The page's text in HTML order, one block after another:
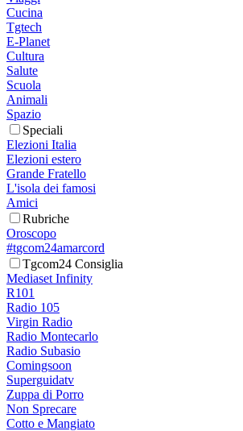
Cucina
Tgtech
E-Planet
Cultura
Salute
Scuola
Animali
Spazio
Speciali
Elezioni Italia
Elezioni estero
Grande Fratello
L'isola dei famosi
Amici
Rubriche
Oroscopo
#tgcom24amarcord
Tgcom24 Consiglia
Mediaset Infinity
R101
Radio 105
Virgin Radio
Radio Montecarlo
Radio Subasio
Comingsoon
Superguidatv
Zuppa di Porro
Non Sprecare
Cotto e Mangiato